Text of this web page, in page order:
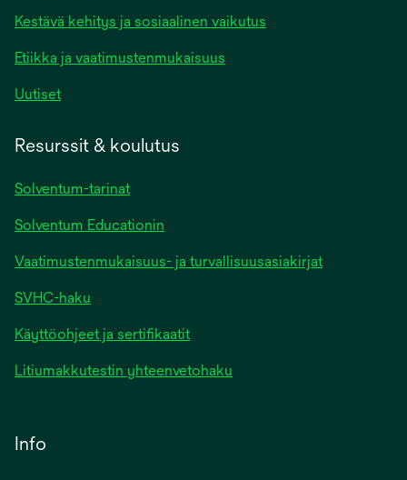
Kestävä kehitys ja sosiaalinen vaikutus
Etiikka ja vaatimustenmukaisuus
Uutiset
Resurssit & koulutus
Solventum-tarinat
Solventum Educationin
Vaatimustenmukaisuus- ja turvallisuusasiakirjat
SVHC-haku
Käyttöohjeet ja sertifikaatit
Litiumakkutestin yhteenvetohaku
Info